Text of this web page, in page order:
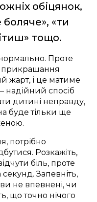
обіцянок,
боляче», «ти
тощо.
Проте
прикрашання
жарт, і це матиме
надійний спосіб
дитині неправду,
буде тільки ще
потрібно
Розкажіть,
біль, проте
Запевніть,
не впевнені, чи
що точно нічого